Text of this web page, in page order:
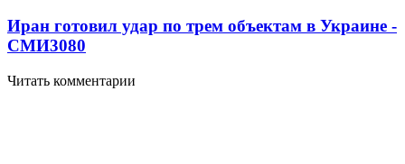
Иран готовил удар по трем объектам в Украине -
СМИ3080
Читать комментарии